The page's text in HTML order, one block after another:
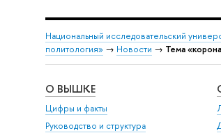
Национальный исследовательский
политология» → Новости → Тема
О ВЫШКЕ
Цифры и факты
Руководство и структура